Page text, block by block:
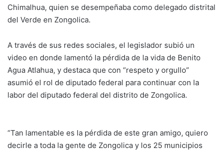
Chimalhua, quien se desempeñaba como delegado distrital
del Verde en Zongolica.
A través de sus redes sociales, el legislador subió un
video en donde lamentó la pérdida de la vida de Benito
Agua Atlahua, y destaca que con “respeto y orgullo”
asumió el rol de diputado federal para continuar con la
labor del diputado federal del distrito de Zongolica.
“Tan lamentable es la pérdida de este gran amigo, quiero
decirle a toda la gente de Zongolica y los 25 municipios